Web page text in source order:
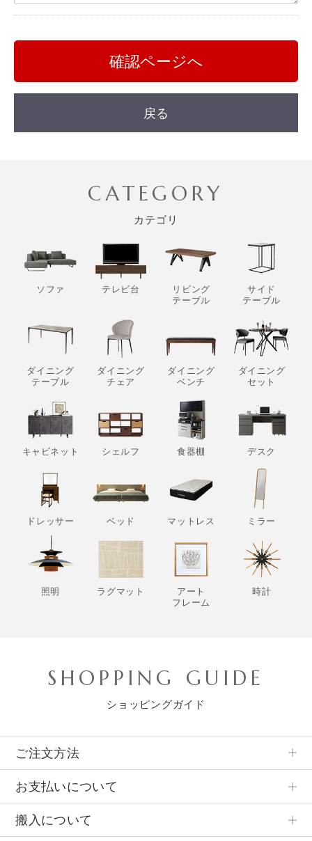
確認ページへ
戻る
CATEGORY
カテゴリ
ソファ テレビ台
リビング
テーブル
サイド
テーブル
ダイニング
テーブル
ダイニング
チェア
ダイニング
ベンチ
ダイニング
セット
キャビネット シェルフ 食器棚 デスク
ドレッサー ベッド マットレス ミラー
照明 ラグマット
アート
フレーム
時計
SHOPPING GUIDE
ショッピングガイド
ご注文方法
お支払いについて
搬入について